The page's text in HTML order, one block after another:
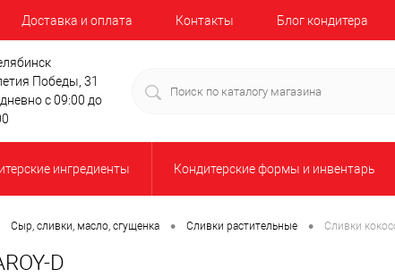
Доставка и оплата Контакты Блог кондитера
Победы, 31
с 09:00 до
ингредиенты Кондитерские формы и инвентарь
Сыр, сливки, масло, сгущенка • Сливки растительные • Сливки
D